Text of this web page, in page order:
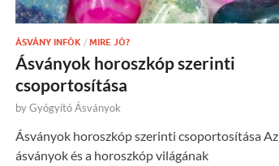
ÁSVÁNY INFÓK / MIRE JÓ?
Ásványok horoszkóp szerinti
csoportosítása
byGyógyító Ásványok
Ásványok horoszkóp szerinti csoportosítása Az
ásványok és a horoszkóp világának